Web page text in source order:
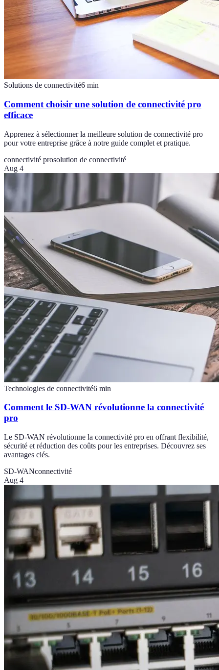
Solutions de connectivité6 min
Comment choisir une solution de connectivité pro
efficace
Apprenez à sélectionner la meilleure solution de connectivité pro
pour votre entreprise grâce à notre guide complet et pratique.
connectivité prosolution de connectivité
Aug 4
Technologies de connectivité6 min
Comment le SD-WAN révolutionne la connectivité
pro
Le SD-WAN révolutionne la connectivité pro en offrant flexibilité,
sécurité et réduction des coûts pour les entreprises. Découvrez ses
avantages clés.
SD-WANconnectivité
Aug 4